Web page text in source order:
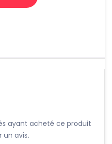
ayant acheté ce produit
un avis.